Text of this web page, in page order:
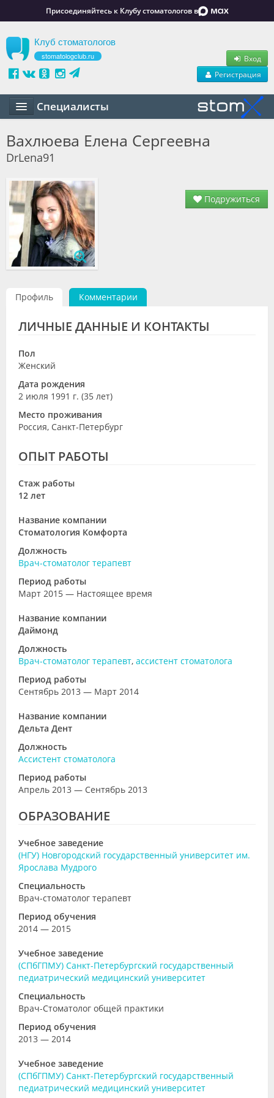
Присоединяйтесь к Клубу стоматологов в
Клуб стоматологов
stomatologclub.ru
Вход
Регистрация
Специалисты
Маркет
Обучение
Вакансии
Резюме
Объявления
Специалисты
Галерея
Блоги
Вахлюева Елена Сергеевна
Подружиться
DrLena91
Профиль Комментарии
ЛИЧНЫЕ ДАННЫЕ И КОНТАКТЫ
Пол
Женский
Дата рождения
2 июля 1991 г. (35 лет)
Место проживания
Россия, Санкт-Петербург
ОПЫТ РАБОТЫ
Стаж работы
12 лет
Название компании
Стоматология Комфорта
Должность
Врач-стоматолог терапевт
Период работы
Март 2015 — Настоящее время
Название компании
Даймонд
Должность
Врач-стоматолог терапевт, ассистент стоматолога
Период работы
Сентябрь 2013 — Март 2014
Название компании
Дельта Дент
Должность
Ассистент стоматолога
Период работы
Апрель 2013 — Сентябрь 2013
ОБРАЗОВАНИЕ
Учебное заведение
(НГУ) Новгородский государственный университет им.
Ярослава Мудрого
Специальность
Врач-стоматолог терапевт
Период обучения
2014 — 2015
Учебное заведение
(СПбГПМУ) Санкт-Петербургский государственный
педиатрический медицинский университет
Специальность
Врач-Стоматолог общей практики
Период обучения
2013 — 2014
Учебное заведение
(СПбГПМУ) Санкт-Петербургский государственный
педиатрический медицинский университет